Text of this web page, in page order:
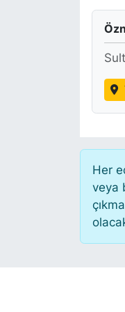
Her
veya
KÖŞE
KÖŞE
KÜLTÜR
RÖPORTAJ
SARIYER